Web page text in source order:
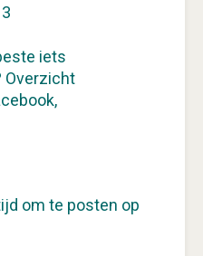
om te posten op